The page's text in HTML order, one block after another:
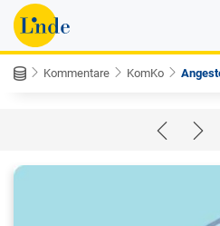
Kommentare KomKo